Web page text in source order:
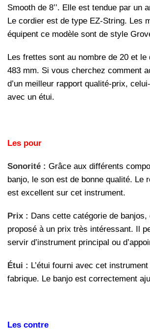
Smooth de 8’’. Elle est tendue par un
Le cordier est de type EZ-String. Les
équipent ce modèle sont de style
Les frettes sont au nombre de 20 et le
483 mm. Si vous cherchez comment
d’un meilleur rapport qualité-prix,
avec un étui.
Les pour
Sonorité : Grâce aux différents
banjo, le son est de bonne qualité. Le
est excellent sur cet instrument.
Prix : Dans cette catégorie de
proposé à un prix très intéressant. Il
servir d’instrument principal ou
Étui : L’étui fourni avec cet
fabrique. Le banjo est correctement
Les contre